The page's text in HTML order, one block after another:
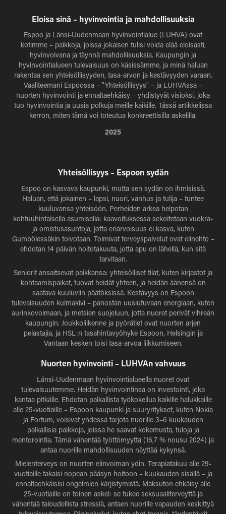
Eloisa sinä – hyvinvointia ja mahdollisuuksia
Espoo ja Länsi-Uudenmaan hyvinvointialue (LUHVA) ovat
kotimme – paikkoja, joissa jokaisen tulisi voida elää eloisasti,
hyvinvoivana ja täynnä mahdollisuuksia. Kaupungin ja
hyvinvointialueen tulevaisuus on käsissämme, ja minä haluan
rakentaa sen yhteisöllisyyden, tasa-arvon ja kestävyyden varaan.
Vaaliteemani Espoossa – "Yhteisöllisyys" – ja LUHVAssa –
nuorten hyvinvointi ja ennaltaehkäisy – yhdistyvät visioksi, joka
tuo hyvinvointia ja uusia polkuja meille kaikille. Tässä artikkelissa
kerron, miten tämä voi toteutua konkreettisilla askelilla.
2025
Yhteisöllisyys – Espoon sydän
Espoo on kasvava kaupunki, mutta sen sydän on ihmisissä.
Haluan, että jokainen – lapsi, nuori, vanhus ja tulija – tuntee
kuuluvansa yhteisöön. Perheiden arkea helpotan
kohtuuhintaisella asumisella: kaavoituksessa sekoitetaan vuokra-
ja omistusasuntoja, jotta eriarvoisuus ei kasva, kuten
Gumbölessäkin toivotaan. Toimivat terveyspalvelut ovat elinehto –
ehdotan 14 päivän hoitotakuuta, jotta apu on lähellä, kun sitä
tarvitaan.
Seniorit ansaitsevat paikkansa: yhteisölliset tilat, kuten kirjastot ja
kohtaamispaikat, tuovat heidät yhteen, ja heidän äänensä on
saatava kuuluviin päätöksissä. Kestävyys on Espoon
tulevaisuuden kulmakivi – panostan uusiutuvaan energiaan, kuten
aurinkovoimaan, ja metsien suojeluun, jotta nuoret perivät vihreän
kaupungin. Joukkoliikenne ja pyörätiet ovat nuorten arjen
pelastajia, ja HSL:n tasahintavyöhyke Espoon, Helsingin ja
Vantaan kesken toisi tasa-arvoa liikkumiseen.
Nuorten hyvinvointi – LUHVAn vahvuus
Länsi-Uudenmaan hyvinvointialueella nuoret ovat
tulevaisuutemme. Heidän hyvinvointinsa on investointi, joka
kantaa pitkälle. Ehdotan palkallista työkokeilua kaikille halukkaille
alle 25-vuotiaille – Espoon kaupunki ja suuryritykset, kuten Nokia
ja Fortum, voisivat yhdessä tarjota nuorille 3–6 kuukauden
palkallisia paikkoja, joissa he saavat kokemusta, tuloja ja
mentorointia. Tämä vähentää työttömyyttä (16,7 % nousu 2024) ja
antaa nuorille mahdollisuuden näyttää kykynsä.
Mielenterveys on nuorten elinvoiman ydin. Terapiatakuu alle 29-
vuotiaille takaisi nopean pääsyn hoitoon – kuukauden sisällä – ja
ennaltaehkäisisi ongelmien kärjistymistä. Maksuton ehkäisy alle
25-vuotiaille on toinen askel: se tukee seksuaaliterveyttä ja
vähentää taloudellista stressiä, antaen nuorille vapauden keskittyä